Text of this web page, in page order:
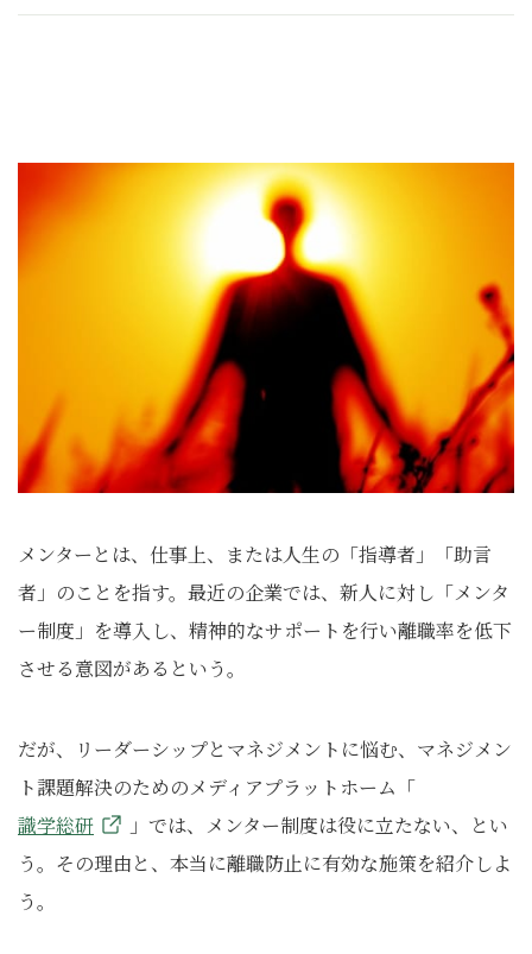
メンターとは、仕事上、または人生の「指導者」「助言
者」のことを指す。最近の企業では、新人に対し「メンタ
ー制度」を導入し、精神的なサポートを行い離職率を低下
させる意図があるという。
だが、リーダーシップとマネジメントに悩む、マネジメン
ト課題解決のためのメディアプラットホーム「
識学総研
」では、メンター制度は役に立たない、とい
う。その理由と、本当に離職防止に有効な施策を紹介しよ
う。